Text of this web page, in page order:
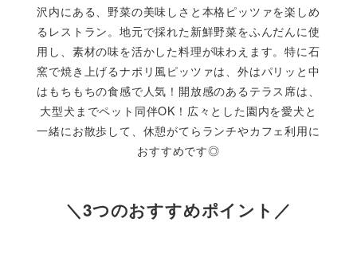
沢内にある、野菜の美味しさと本格ピッツァを楽しめ
るレストラン。地元で採れた新鮮野菜をふんだんに使
用し、素材の味を活かした料理が味わえます。特に石
窯で焼き上げるナポリ風ピッツァは、外はパリッと中
はもちもちの食感で人気！開放感のあるテラス席は、
大型犬までペット同伴OK！広々とした園内を愛犬と
一緒にお散歩して、休憩がてらランチやカフェ利用に
おすすめです◎
＼3つのおすすめポイント／